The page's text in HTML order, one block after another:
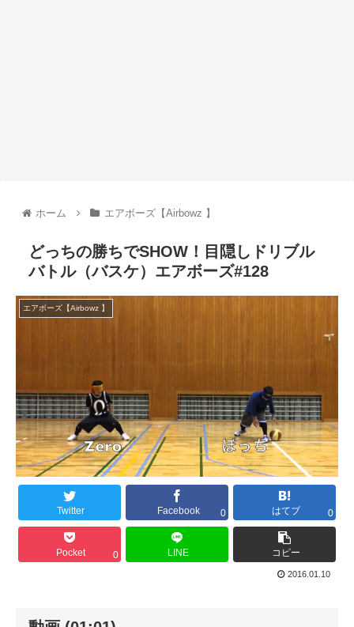
ホーム エアボーズ【Airbowz 】
どっちの勝ちでSHOW！目隠しドリブル
バトル（バスケ）エアボーズ#128
エアボーズ【Airbowz 】
Twitter Facebook 0 はてブ 0
Pocket 0 LINE コピー
2016.01.10